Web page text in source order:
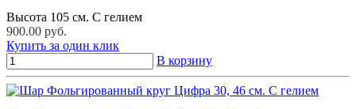
Высота 105 см. С гелием
900.00 руб.
Купить за один клик
В корзину